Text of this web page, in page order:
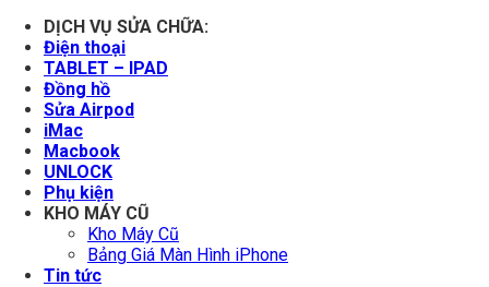
DỊCH VỤ SỬA CHỮA:
Điện thoại
TABLET – IPAD
Đồng hồ
Sửa Airpod
iMac
Macbook
UNLOCK
Phụ kiện
KHO MÁY CŨ
Kho Máy Cũ
Bảng Giá Màn Hình iPhone
Tin tức